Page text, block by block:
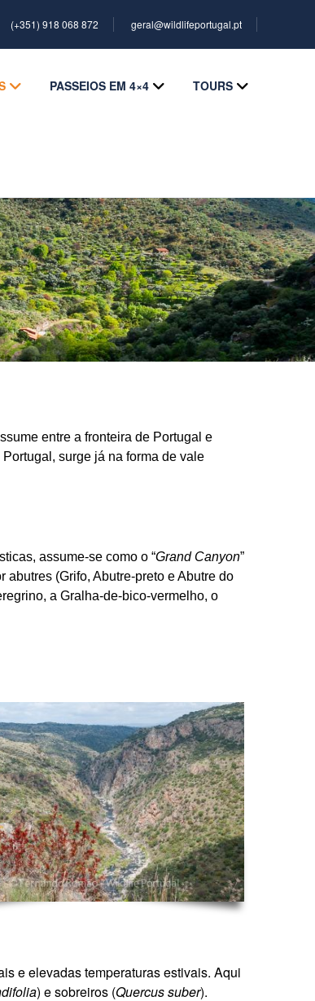
(+351) 918 068 872 geral@wildlifeportugal.pt
PASSEIOS EM 4×4 TOURS
entre a fronteira de Portugal e
surge já na forma de vale
assume-se como o “Grand Canyon”
(Grifo, Abutre-preto e Abutre do
a Gralha-de-bico-vermelho, o
e elevadas temperaturas estivais. Aqui
) e sobreiros (Quercus suber).